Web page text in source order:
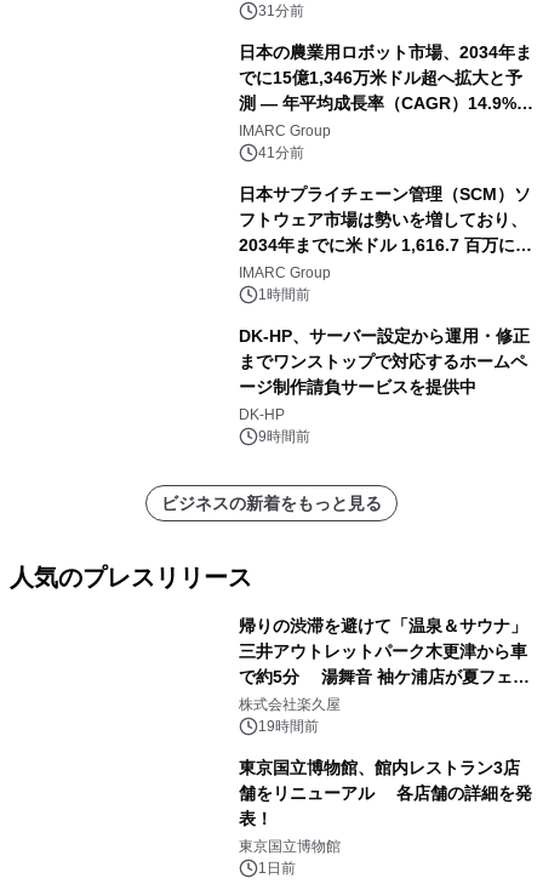
31分前
日本の農業用ロボット市場、2034年ま
でに15億1,346万米ドル超へ拡大と予
測 ― 年平均成長率（CAGR）14.9%を
記録
IMARC Group
41分前
日本サプライチェーン管理（SCM）ソ
フトウェア市場は勢いを増しており、
2034年までに米ドル 1,616.7 百万に達
し、CAGR 3.42%で成長すると予測
IMARC Group
1時間前
DK-HP、サーバー設定から運用・修正
までワンストップで対応するホームペ
ージ制作請負サービスを提供中
DK-HP
9時間前
ビジネスの新着をもっと見る
人気のプレスリリース
帰りの渋滞を避けて「温泉＆サウナ」
三井アウトレットパーク木更津から車
で約5分 湯舞音 袖ケ浦店が夏フェア
メニューを提供
株式会社楽久屋
19時間前
東京国立博物館、館内レストラン3店
舗をリニューアル 各店舗の詳細を発
表！
東京国立博物館
1日前